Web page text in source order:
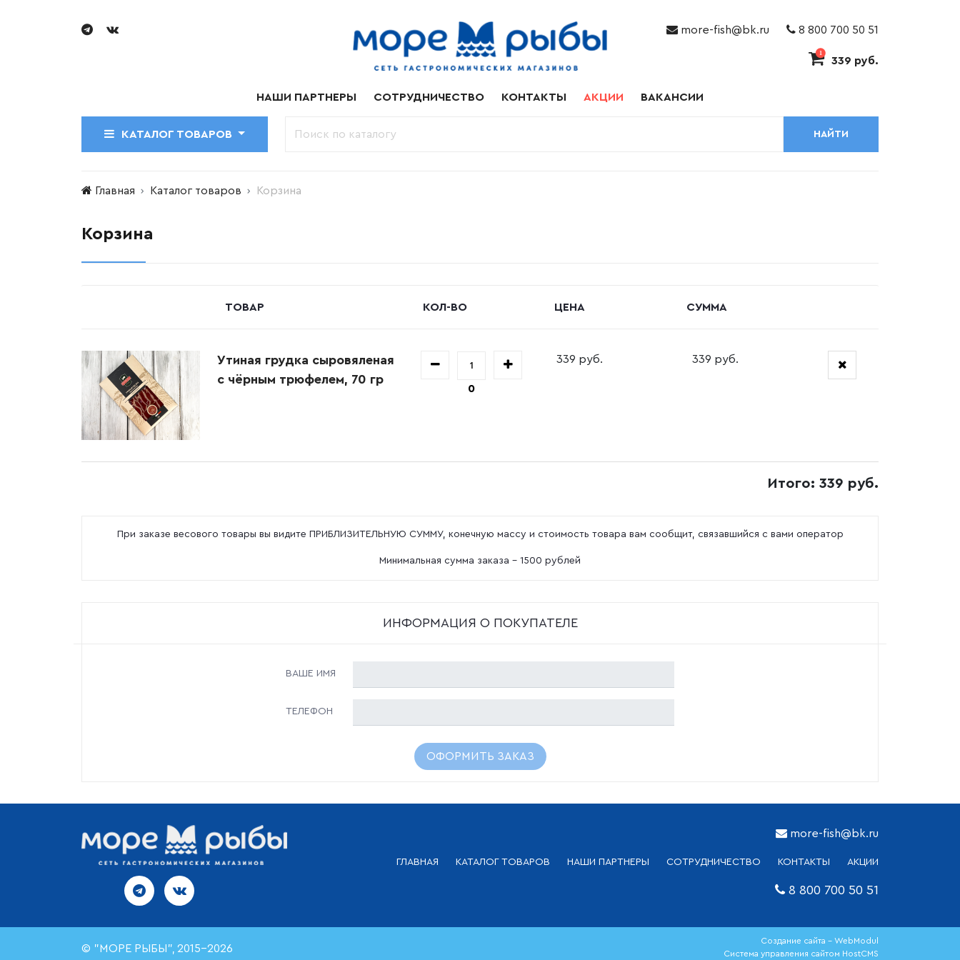
more-fish@bk.ru 8 800 700 50 51
1
339 руб.
НАШИ ПАРТНЕРЫ СОТРУДНИЧЕСТВО КОНТАКТЫ АКЦИИ ВАКАНСИИ
КАТАЛОГ ТОВАРОВ НАЙТИ
Главная Каталог товаров Корзина
Корзина
ТОВАР КОЛ-ВО ЦЕНА СУММА
Утиная грудка сыровяленая
с чёрным трюфелем, 70 гр
0
339 руб. 339 руб.
Итого: 339 руб.
При заказе весового товары вы видите ПРИБЛИЗИТЕЛЬНУЮ СУММУ, конечную массу и стоимость товара вам сообщит, связавшийся с вами оператор
Минимальная сумма заказа - 1500 рублей
ИНФОРМАЦИЯ О ПОКУПАТЕЛЕ
ВАШЕ ИМЯ
ТЕЛЕФОН
ОФОРМИТЬ ЗАКАЗ
more-fish@bk.ru
ГЛАВНАЯ КАТАЛОГ ТОВАРОВ НАШИ ПАРТНЕРЫ СОТРУДНИЧЕСТВО КОНТАКТЫ АКЦИИ
8 800 700 50 51
© "МОРЕ РЫБЫ", 2015-2026
Создание сайта - WebModul
Система управления сайтом HostCMS